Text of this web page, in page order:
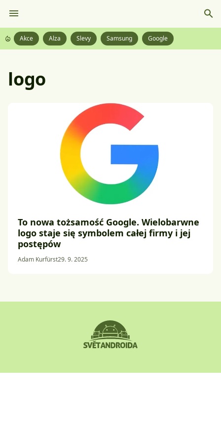
Akce Alza Slevy Samsung Google
logo
To nowa tożsamość Google. Wielobarwne
logo staje się symbolem całej firmy i jej
postępów
Adam Kurfürst29. 9. 2025